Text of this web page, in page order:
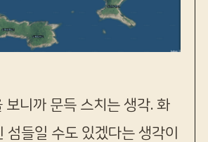
보니까 문득 스치는 생각. 화
섬들일 수도 있겠다는 생각이